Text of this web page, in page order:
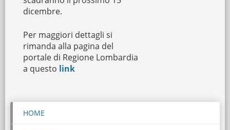
dicembre.
Per maggiori dettagli si
rimanda alla pagina del
portale di Regione Lombardia
a questo link
HOME